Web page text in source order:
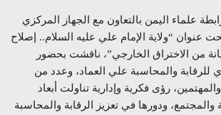
علماء اليمن بالتعاون مع الجهاز المركزي
عنوان “ولاية الإمام علي عليه السلام.. إصلاح
من الاختراق الخارجي”، ناقشت بحضور
للرقابة والمحاسبة علي العماد، وعدد من
والمهتمين، رؤى فكرية وإدارية تناولت أبعاد
والمجتمع، ودورها في تعزيز الرقابة والمحاسبة